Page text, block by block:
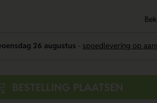
26 augustus spoedlevering op
BESTELLING PLAATSEN